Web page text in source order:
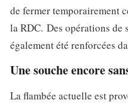
de fermer temporairement
la RDC. Des opérations
également été renforcées
Une souche encore
La flambée actuelle est